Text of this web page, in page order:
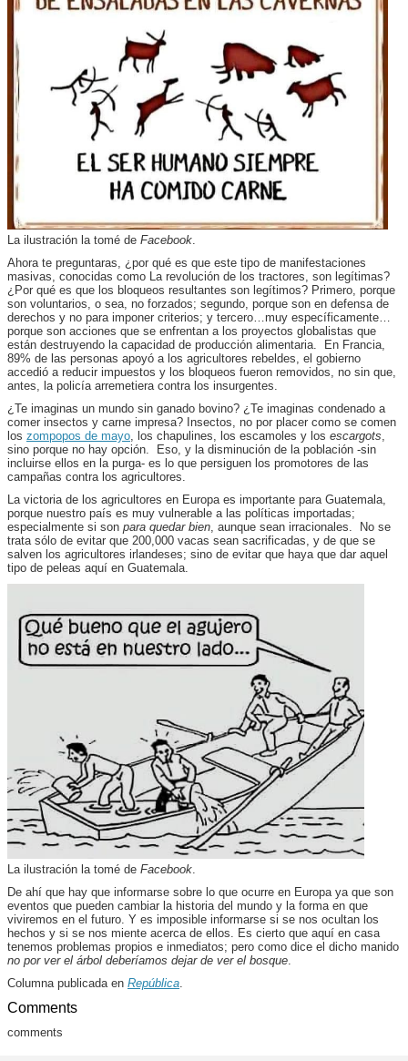
La ilustración la tomé de Facebook
Ahora te preguntaras, ¿por qué es que este tipo de manifestaciones
masivas, conocidas como La revolución de los tractores, son legítimas?
¿Por qué es que los bloqueos resultantes son legítimos? Primero, porque
son voluntarios, o sea, no forzados; segundo, porque son en defensa de
derechos y no para imponer criterios; y tercero…muy específicamente…
porque son acciones que se enfrentan a los proyectos globalistas que
están destruyendo la capacidad de producción alimentaria. En Francia,
89% de las personas apoyó a los agricultores rebeldes, el gobierno
accedió a reducir impuestos y los bloqueos fueron removidos, no sin que,
antes, la policía arremetiera contra los insurgentes.
¿Te imaginas un mundo sin ganado bovino? ¿Te imaginas condenado a
comer insectos y carne impresa? Insectos, no por placer como se comen
los zompopos de mayo , los chapulines, los escamoles y los escargots
sino porque no hay opción. Eso, y la disminución de la población -sin
incluirse ellos en la purga- es lo que persiguen los promotores de las
campañas contra los agricultores.
La victoria de los agricultores en Europa es importante para Guatemala,
porque nuestro país es muy vulnerable a las políticas importadas;
especialmente si son para quedar bien , aunque sean irracionales. No se
trata sólo de evitar que 200,000 vacas sean sacrificadas, y de que se
salven los agricultores irlandeses; sino de evitar que haya que dar aquel
tipo de peleas aquí en Guatemala.
La ilustración la tomé de Facebook.
De ahí que hay que informarse sobre lo que ocurre en Europa ya que son
eventos que pueden cambiar la historia del mundo y la forma en que
viviremos en el futuro. Y es imposible informarse si se nos ocultan los
hechos y si se nos miente acerca de ellos. Es cierto que aquí en casa
tenemos problemas propios e inmediatos; pero como dice el dicho manido
no por ver el árbol deberíamos dejar de ver el bosque.
Columna publicada en República.
Comments
comments